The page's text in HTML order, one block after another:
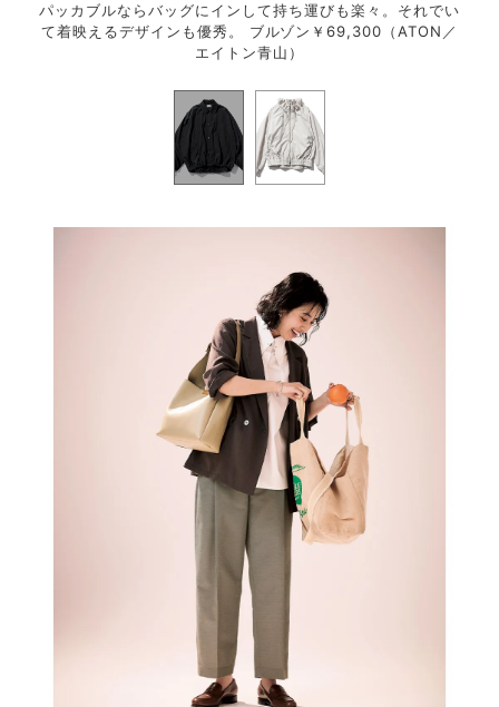
パッカブルならバッグにインして持ち運びも楽々。それでい
て着映えるデザインも優秀。 ブルゾン￥69,300（ATON／
エイトン青山）